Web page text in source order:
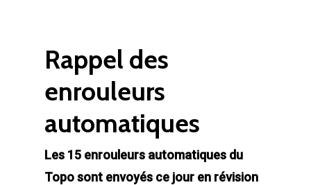
Rappel des
enrouleurs
automatiques
Les 15 enrouleurs automatiques du
Topo sont envoyés ce jour en révision